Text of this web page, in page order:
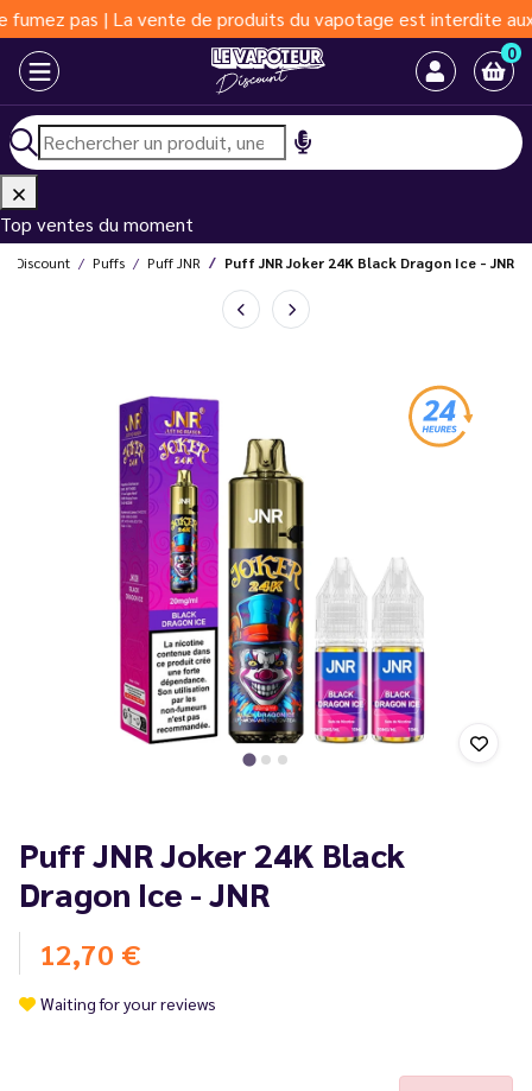
pas | La vente de produits du vapotage est interdite aux
0
Top ventes du moment
Discount Puffs Puff JNR Puff JNR Joker 24K Black Dragon Ice - JNR
Puff JNR Joker 24K Black
Dragon Ice - JNR
12,70 €
Waiting for your reviews